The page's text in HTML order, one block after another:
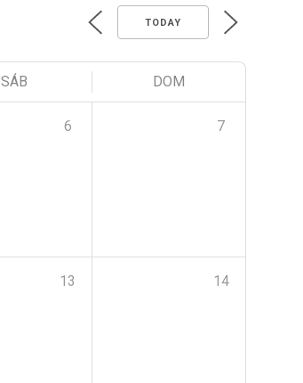
TODAY
SÁB DOM
6 7
13 14